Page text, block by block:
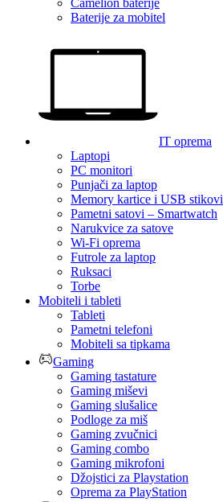
Camelion baterije
Baterije za mobitel
IT oprema
Laptopi
PC monitori
Punjači za laptop
Memory kartice i USB stikovi
Pametni satovi – Smartwatch
Narukvice za satove
Wi-Fi oprema
Futrole za laptop
Ruksaci
Torbe
Mobiteli i tableti
Tableti
Pametni telefoni
Mobiteli sa tipkama
Gaming
Gaming tastature
Gaming miševi
Gaming slušalice
Podloge za miš
Gaming zvučnici
Gaming combo
Gaming mikrofoni
Džojstici za Playstation
Oprema za PlayStation